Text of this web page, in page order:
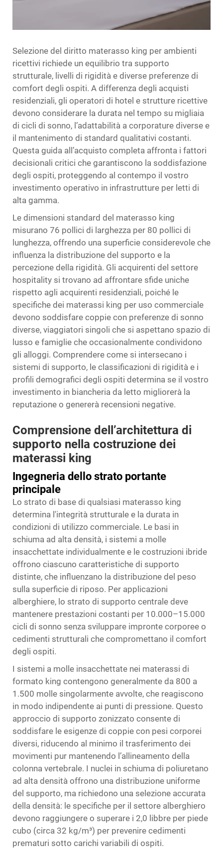
Selezione del diritto materasso king per ambienti
ricettivi richiede un equilibrio tra supporto
strutturale, livelli di rigidità e diverse preferenze di
comfort degli ospiti. A differenza degli acquisti
residenziali, gli operatori di hotel e strutture ricettive
devono considerare la durata nel tempo su migliaia
di cicli di sonno, l’adattabilità a corporature diverse e
il mantenimento di standard qualitativi costanti.
Questa guida all’acquisto completa affronta i fattori
decisionali critici che garantiscono la soddisfazione
degli ospiti, proteggendo al contempo il vostro
investimento operativo in infrastrutture per letti di
alta gamma.
Le dimensioni standard del materasso king
misurano 76 pollici di larghezza per 80 pollici di
lunghezza, offrendo una superficie considerevole che
influenza la distribuzione del supporto e la
percezione della rigidità. Gli acquirenti del settore
hospitality si trovano ad affrontare sfide uniche
rispetto agli acquirenti residenziali, poiché le
specifiche dei materassi king per uso commerciale
devono soddisfare coppie con preferenze di sonno
diverse, viaggiatori singoli che si aspettano spazio di
lusso e famiglie che occasionalmente condividono
gli alloggi. Comprendere come si intersecano i
sistemi di supporto, le classificazioni di rigidità e i
profili demografici degli ospiti determina se il vostro
investimento in biancheria da letto migliorerà la
reputazione o genererà recensioni negative.
Comprensione dell’architettura di
supporto nella costruzione dei
materassi king
Ingegneria dello strato portante
principale
Lo strato di base di qualsiasi materasso king
determina l'integrità strutturale e la durata in
condizioni di utilizzo commerciale. Le basi in
schiuma ad alta densità, i sistemi a molle
insacchettate individualmente e le costruzioni ibride
offrono ciascuno caratteristiche di supporto
distinte, che influenzano la distribuzione del peso
sulla superficie di riposo. Per applicazioni
alberghiere, lo strato di supporto centrale deve
mantenere prestazioni costanti per 10.000–15.000
cicli di sonno senza sviluppare impronte corporee o
cedimenti strutturali che compromettano il comfort
degli ospiti.
I sistemi a molle insacchettate nei materassi di
formato king contengono generalmente da 800 a
1.500 molle singolarmente avvolte, che reagiscono
in modo indipendente ai punti di pressione. Questo
approccio di supporto zonizzato consente di
soddisfare le esigenze di coppie con pesi corporei
diversi, riducendo al minimo il trasferimento dei
movimenti pur mantenendo l’allineamento della
colonna vertebrale. I nuclei in schiuma di poliuretano
ad alta densità offrono una distribuzione uniforme
del supporto, ma richiedono una selezione accurata
della densità: le specifiche per il settore alberghiero
devono raggiungere o superare i 2,0 libbre per piede
cubo (circa 32 kg/m³) per prevenire cedimenti
prematuri sotto carichi variabili di ospiti.